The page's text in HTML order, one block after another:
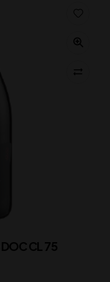
BIDOLI LE ALTE REFOSCO DOC CL 75